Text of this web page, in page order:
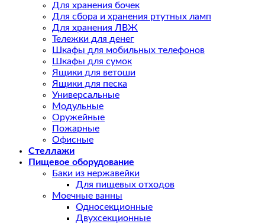
Для хранения бочек
Для сбора и хранения ртутных ламп
Для хранения ЛВЖ
Тележки для денег
Шкафы для мобильных телефонов
Шкафы для сумок
Ящики для ветоши
Ящики для песка
Универсальные
Модульные
Оружейные
Пожарные
Офисные
Стеллажи
Пищевое оборудование
Баки из нержавейки
Для пищевых отходов
Моечные ванны
Односекционные
Двухсекционные